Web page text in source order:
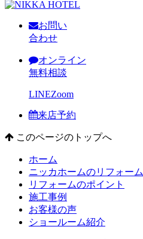
お問い
合わせ
オンライン
無料相談
LINEZoom
来店予約
このページのトップへ
ホーム
ニッカホームのリフォーム
リフォームのポイント
施工事例
お客様の声
ショールーム紹介